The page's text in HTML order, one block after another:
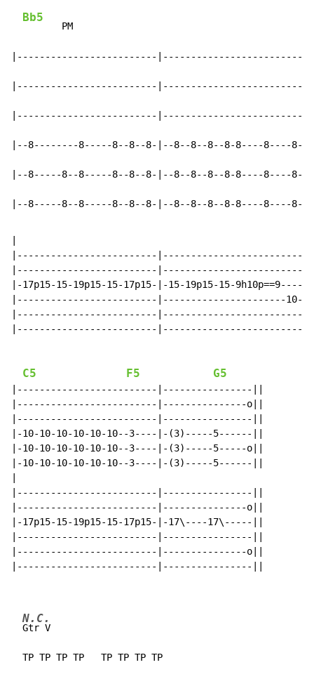
Bb5
       PM
|-------------------------
|-------------------------
|-------------------------
|--8--------8-----8--8--8-|--8--8--8--8-8----8----8-
|--8-----8--8-----8--8--8-|--8--8--8--8-8----8----8-
|--8-----8--8-----8--8--8-|--8--8--8--8-8----8----8-
|-------------------------
|-------------------------
|-17p15-15-19p15-15-17p15-|-15-19p15-15-
|-------------------------|----------------------
|-------------------------
|-------------------------
C5 F5 G5
|-------------------------|----------------||
|-------------------------|---------------o||
|-------------------------|----------------||
|-10-10-10-10-10-10--3----|-(3)-----5------||
|-10-10-10-10-10-10--3----|-(3)-----5-----o||
|-10-10-10-10-10-10--3----|-(3)-----5------||
|-------------------------|----------------||
|-------------------------|---------------o||
|-17p15-15-19p15-15-17p15-|-17\----17\-----||
|-------------------------|----------------||
|-------------------------|---------------o||
|-------------------------|----------------||
N.C.
Gtr V
  TP TP TP TP   TP TP TP TP